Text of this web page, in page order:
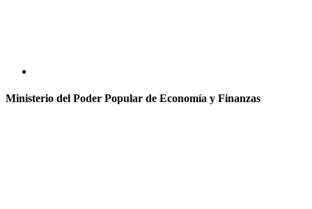
Ministerio del Poder Popular de Economía y Finanzas